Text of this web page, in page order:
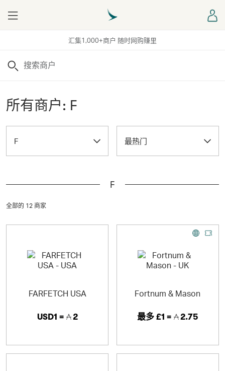
汇集1,000+商户 随时网购赚里
Menu
搜索
所有商户: F
F 最热门
F
全部的 12 商家
FARFETCH USA
USD1 = 2
Fortnum & Mason
最多 £1 = 2.75